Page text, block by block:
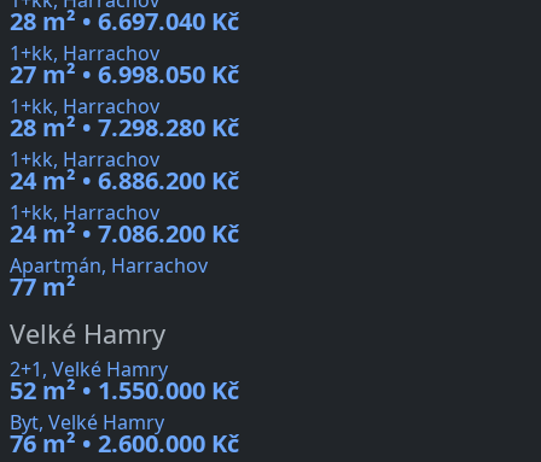
28 m² • 6.697.040 Kč
1+kk, Harrachov
27 m² • 6.998.050 Kč
1+kk, Harrachov
28 m² • 7.298.280 Kč
1+kk, Harrachov
24 m² • 6.886.200 Kč
1+kk, Harrachov
24 m² • 7.086.200 Kč
Apartmán, Harrachov
77 m²
Velké Hamry
2+1, Velké Hamry
52 m² • 1.550.000 Kč
Byt, Velké Hamry
76 m² • 2.600.000 Kč